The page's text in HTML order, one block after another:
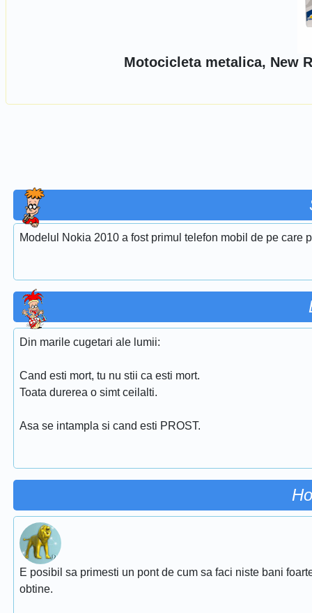
Motocicleta metalica, New
Modelul Nokia 2010 a fost primul telefon mobil de pe care
Din marile cugetari ale lumii:
Cand esti mort, tu nu stii ca esti mort.
Toata durerea o simt ceilalti.
Asa se intampla si cand esti PROST.
E posibil sa primesti un pont de cum sa faci niste bani
obtine.